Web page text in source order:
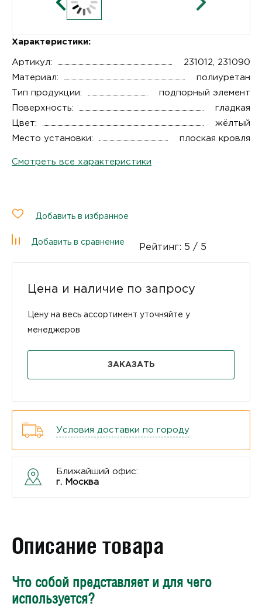
Характеристики:
Артикул:
231012, 231090
Материал:
полиуретан
Тип продукции:
подпорный элемент
Поверхность:
гладкая
Цвет:
жёлтый
Место установки:
плоская кровля
Смотреть все характеристики
Добавить в избранное
Добавить в сравнение
Рейтинг: 5 / 5
Цена и наличие по запросу
Цену на весь ассортимент уточняйте у
менеджеров
ЗАКАЗАТЬ
Условия доставки по городу
Ближайший офис:
г. Москва
Описание товара
Что собой представляет и для чего
используется?